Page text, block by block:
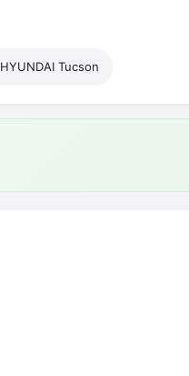
HYUNDAI Tucson